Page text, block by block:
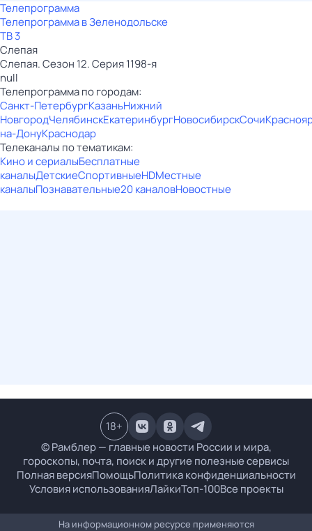
Телепрограмма
Телепрограмма в Зеленодольске
ТВ 3
Слепая
Слепая. Сезон 12. Серия 1198-я
null
Телепрограмма по городам:
Санкт-ПетербургКазаньНижний
НовгородЧелябинскЕкатеринбургНовосибирскСочи
на-ДонуКраснодар
Телеканалы по тематикам:
Кино и сериалыБесплатные
каналыДетскиеСпортивныеHDМестные
каналыПознавательные20 каналовНовостные
© Рамблер — главные новости России и мира,
гороскопы, почта, поиск и другие полезные сервисы
Полная версияПомощьПолитика конфиденциальности
Условия использованияЛайкиТоп-100Все проекты
18+
На информационном ресурсе применяются